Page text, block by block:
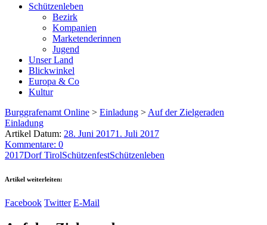
Schützenleben
Bezirk
Kompanien
Marketenderinnen
Jugend
Unser Land
Blickwinkel
Europa & Co
Kultur
Burggrafenamt Online > Einladung > Auf der Zielgeraden
Einladung
Artikel Datum: 28. Juni 20171. Juli 2017
Kommentare: 0
2017Dorf TirolSchützenfestSchützenleben
Artikel weiterleiten:
Facebook Twitter E-Mail